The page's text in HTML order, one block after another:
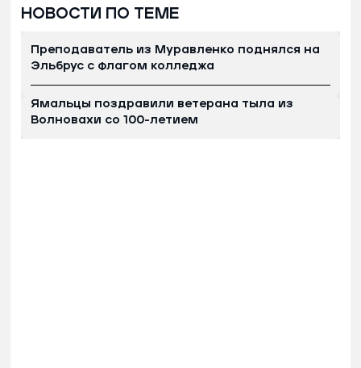
НОВОСТИ ПО ТЕМЕ
Преподаватель из Муравленко поднялся на
Эльбрус с флагом колледжа
Ямальцы поздравили ветерана тыла из
Волновахи со 100-летием